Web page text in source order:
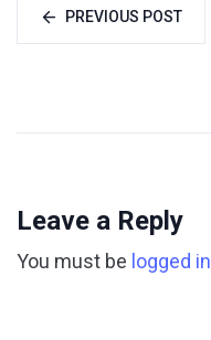
PREVIOUS POST
Leave a Reply
You must be logged in